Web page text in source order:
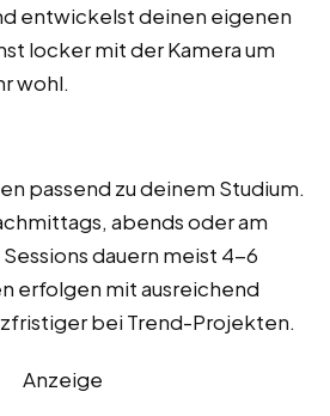
entwickelst deinen eigenen
locker mit der Kamera um
wohl.
passend zu deinem Studium.
abends oder am
dauern meist 4-6
erfolgen mit ausreichend
bei Trend-Projekten.
Anzeige